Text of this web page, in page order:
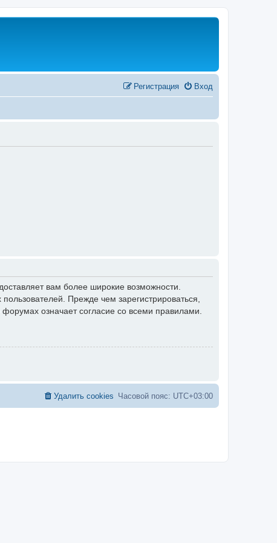
Вход
Регистрация
вам более широкие возможности.
Прежде чем зарегистрироваться,
означает согласие со всеми правилами.
Часовой пояс: UTC+03:00
Удалить cookies